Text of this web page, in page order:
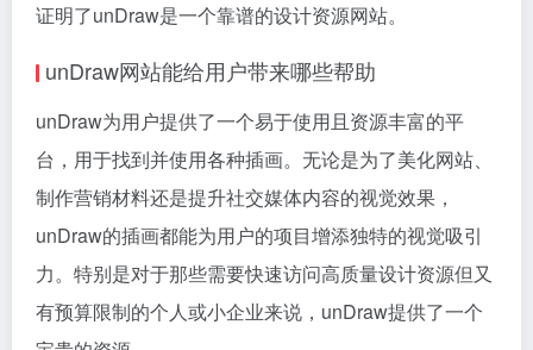
证明了unDraw是一个靠谱的设计资源网站​​​​​​。
unDraw网站能给用户带来哪些帮助
unDraw为用户提供了一个易于使用且资源丰富的平
台，用于找到并使用各种插画。无论是为了美化网站、
制作营销材料还是提升社交媒体内容的视觉效果，
unDraw的插画都能为用户的项目增添独特的视觉吸引
力。特别是对于那些需要快速访问高质量设计资源但又
有预算限制的个人或小企业来说，unDraw提供了一个